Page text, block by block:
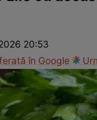
20:53
în Google